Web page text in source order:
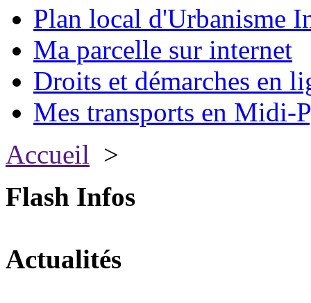
Plan local d'Urbanisme
Ma parcelle sur internet
Droits et démarches en
Mes transports en Midi-
Accueil >
Flash Infos
Actualités